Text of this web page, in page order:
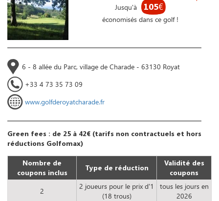
Jusqu'à 105€
économisés dans ce golf !
6 - 8 allée du Parc, village de Charade - 63130 Royat
+33 4 73 35 73 09
www.golfderoyatcharade.fr
Green fees : de 25 à 42€ (tarifs non contractuels et hors
réductions Golfomax)
Nombre de
coupons inclus
Type de réduction
Validité des
coupons
2
2 joueurs pour le prix d'1
(18 trous)
tous les jours en
2026